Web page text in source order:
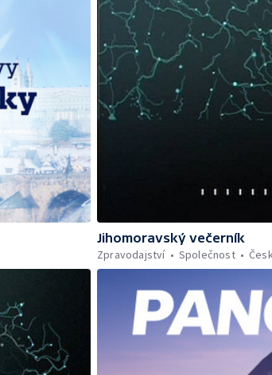
Jihomoravský večerník
Zpravodajství
Společnost